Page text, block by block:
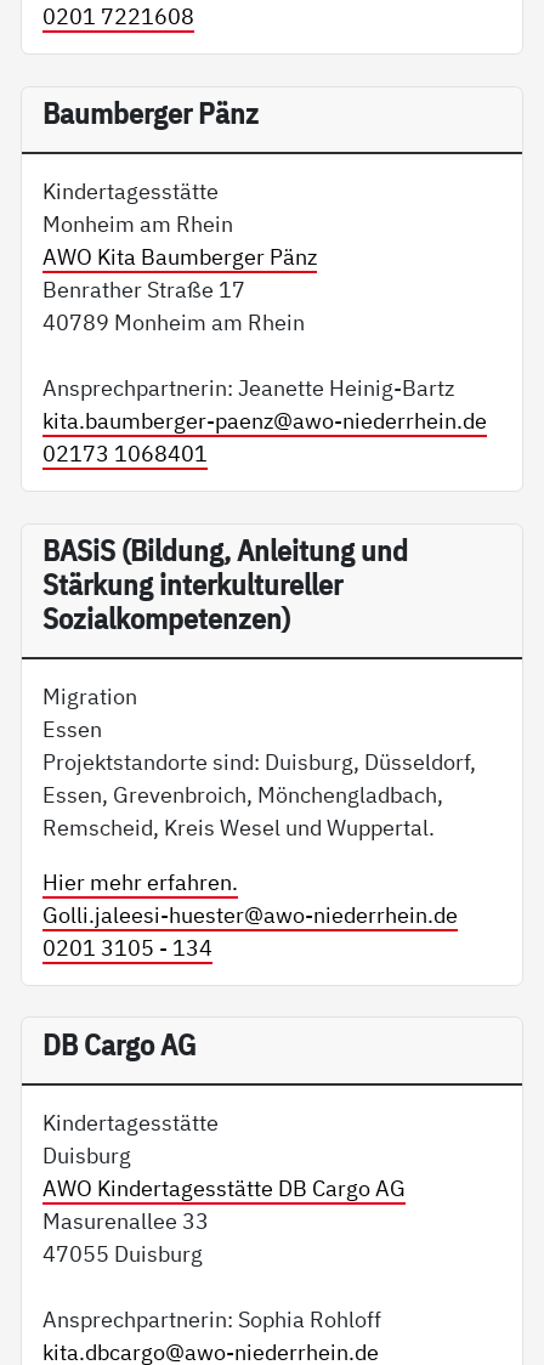
0201 7221608
Baumberger Pänz
Kindertagesstätte
Monheim am Rhein
AWO Kita Baumberger Pänz
Benrather Straße 17
40789 Monheim am Rhein
Ansprechpartnerin: Jeanette Heinig-Bartz
kita.baumberger-paenz@awo-niederrhein.de
02173 1068401
BA­SiS (Bildung, Anleitung und
Stärkung interkultureller
Sozialkompetenzen)
Migration
Essen
Projektstandorte sind: Duisburg, Düsseldorf,
Essen, Grevenbroich, Mönchengladbach,
Remscheid, Kreis Wesel und Wuppertal.
Hier mehr erfahren.
Golli.jaleesi-huester@awo-niederrhein.de
0201 3105 - 134
DB Cargo AG
Kindertagesstätte
Duisburg
AWO Kindertagesstätte DB Cargo AG
Masurenallee 33
47055 Duisburg
Ansprechpartnerin: Sophia Rohloff
kita.dbcargo@awo-niederrhein.de